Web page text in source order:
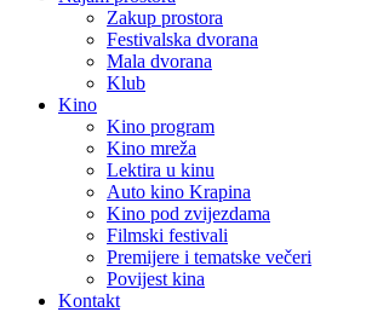
Zakup prostora
Festivalska dvorana
Mala dvorana
Klub
Kino
Kino program
Kino mreža
Lektira u kinu
Auto kino Krapina
Kino pod zvijezdama
Filmski festivali
Premijere i tematske večeri
Povijest kina
Kontakt